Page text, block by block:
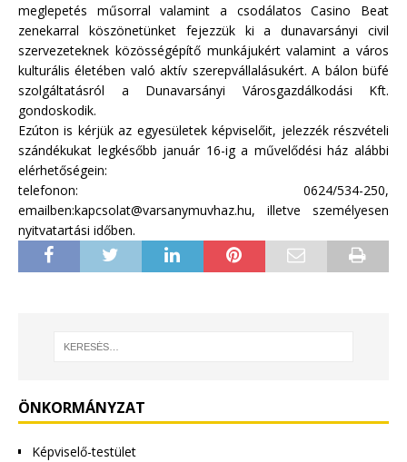
meglepetés műsorral valamint a csodálatos Casino Beat
zenekarral köszönetünket fejezzük ki a dunavarsányi civil
szervezeteknek közösségépítő munkájukért valamint a város
kulturális életében való aktív szerepvállalásukért. A bálon büfé
szolgáltatásról a Dunavarsányi Városgazdálkodási Kft.
gondoskodik.
Ezúton is kérjük az egyesületek képviselőit, jelezzék részvételi
szándékukat legkésőbb január 16-ig a művelődési ház alábbi
elérhetőségein:
telefonon: 0624/534-250,
emailben:kapcsolat@varsanymuvhaz.hu, illetve személyesen
nyitvatartási időben.
ÖNKORMÁNYZAT
Képviselő-testület